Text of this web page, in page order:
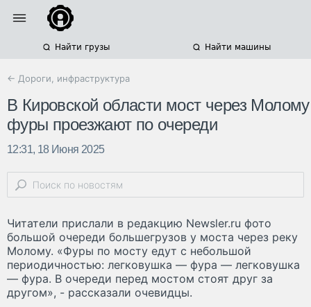
Найти грузы Найти машины
← Дороги, инфраструктура
В Кировской области мост через Молому
фуры проезжают по очереди
12:31, 18 Июня 2025
Читатели прислали в редакцию Newsler.ru фото
большой очереди большегрузов у моста через реку
Молому. «Фуры по мосту едут с небольшой
периодичностью: легковушка — фура — легковушка
— фура. В очереди перед мостом стоят друг за
другом», - рассказали очевидцы.